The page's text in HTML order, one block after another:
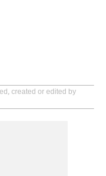
created or edited by